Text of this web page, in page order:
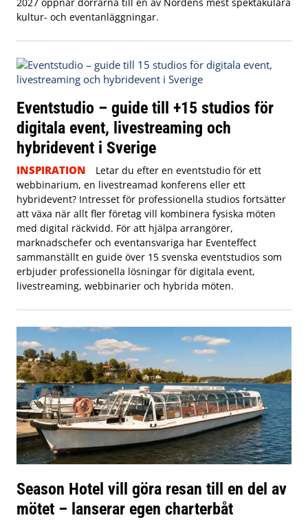
kultur- och eventanläggningar.
Eventstudio – guide till +15 studios för
digitala event, livestreaming och
hybridevent i Sverige
INSPIRATION
Letar du efter en eventstudio för ett
webbinarium, en livestreamad konferens eller ett
hybridevent? Intresset för professionella studios fortsätter
att växa när allt fler företag vill kombinera fysiska möten
med digital räckvidd. För att hjälpa arrangörer,
marknadschefer och eventansvariga har Eventeffect
sammanställt en guide över 15 svenska eventstudios som
erbjuder professionella lösningar för digitala event,
livestreaming, webbinarier och hybrida möten.
Season Hotel vill göra resan till en del av
mötet – lanserar egen charterbåt